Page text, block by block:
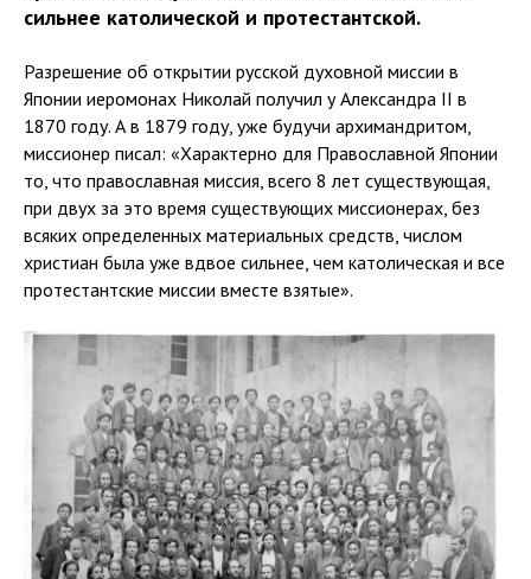
сильнее католической и протестантской.
Разрешение об открытии русской духовной миссии в
Японии иеромонах Николай получил у Александра II в
1870 году. А в 1879 году, уже будучи архимандритом,
миссионер писал: «Характерно для Православной Японии
то, что православная миссия, всего 8 лет существующая,
при двух за это время существующих миссионерах, без
всяких определенных материальных средств, числом
христиан была уже вдвое сильнее, чем католическая и все
протестантские миссии вместе взятые».